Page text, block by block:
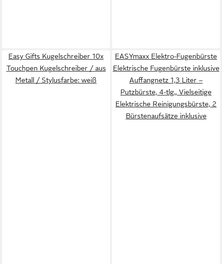
Easy Gifts Kugelschreiber 10x
Touchpen Kugelschreiber / aus
Metall / Stylusfarbe: weiß
EASYmaxx Elektro-Fugenbürste
Elektrische Fugenbürste inklusive
Auffangnetz 1,3 Liter –
Putzbürste, 4-tlg., Vielseitige
Elektrische Reinigungsbürste, 2
Bürstenaufsätze inklusive